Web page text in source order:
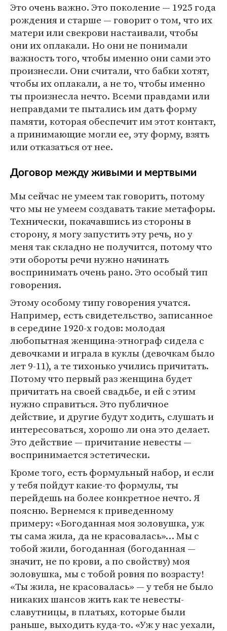
Это очень важно. Это поколение — 1925 года
рождения и старше — говорит о том, что их
матери или свекрови настаивали, чтобы
они их оплакали. Но они не понимали
важность того, чтобы именно они сами это
произнесли. Они считали, что бабки хотят,
чтобы их оплакали, а не то, чтобы именно
ты произнесла нечто. Всеми правдами или
неправдами те пытались им дать форму
памяти, которая обеспечит им этот контакт,
а принимающие могли ее, эту форму, взять
или отказаться от нее.
Договор между живыми и мертвыми
Мы сейчас не умеем так говорить, потому
что мы не умеем создавать такие метафоры.
Технически, покачавшись из стороны в
сторону, я могу запустить эту речь, но у
меня так складно не получится, потому что
эти обороты речи нужно начинать
воспринимать очень рано. Это особый тип
говорения.
Этому особому типу говорения учатся.
Например, есть свидетельство, записанное
в середине 1920-х годов: молодая
любопытная женщина-этнограф сидела с
девочками и играла в куклы (девочкам было
лет 9-11), а те тихонько учились причитать.
Потому что первый раз женщина будет
причитать на своей свадьбе, и ей с этим
нужно справиться. Это публичное
действие, и другие будут ходить, слушать и
интересоваться, хорошо ли она это делает.
Это действие — причитание невесты —
воспринимается эстетически.
Кроме того, есть формульный набор, и если
у тебя пойдут какие-то формулы, ты
перейдешь на более конкретное нечто. Я
поясню. Вернемся к приведенному
примеру: «Богоданная моя золовушка, уж
ты сама жила, да не красовалась»… Мы с
тобой жили, богоданная (богоданная —
значит, не по крови, а по свойству) моя
золовушка, мы с тобой ровня по возрасту!
«Ты жила, не красовалась» — у тебя не было
никаких шансов жить как те невесты-
славутницы, в платьях, которые были
раньше, выходить куда-то. «Уж у нас уехали,